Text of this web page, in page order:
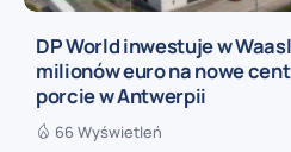
DP World inwestuje w
milionów euro na nowe
porcie w Antwerpii
66 Wyświetleń